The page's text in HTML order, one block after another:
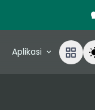
Aplikasi